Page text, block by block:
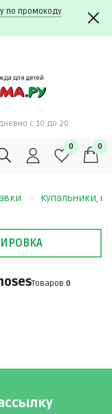
по промокоду
c 10 до 20
0 0
Купальники,
Товаров:0